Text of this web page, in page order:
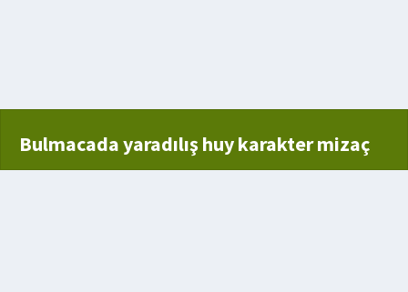
Bulmacada yaradılış huy karakter mizaç